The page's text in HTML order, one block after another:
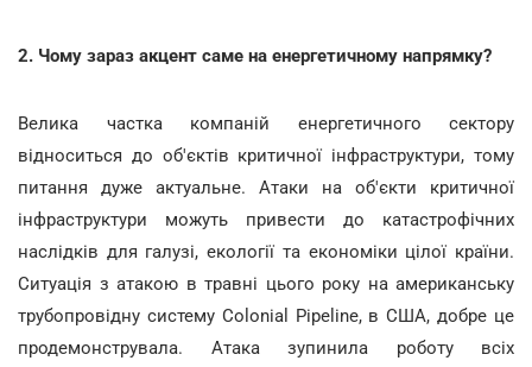
2. Чому зараз акцент саме на енергетичному напрямку?
Велика частка компаній енергетичного сектору
відноситься до об'єктів критичної інфраструктури, тому
питання дуже актуальне. Атаки на об'єкти критичної
інфраструктури можуть привести до катастрофічних
наслідків для галузі, екології та економіки цілої країни.
Ситуація з атакою в травні цього року на американську
трубопровідну систему Colonial Pipeline, в США, добре це
продемонструвала. Атака зупинила роботу всіх